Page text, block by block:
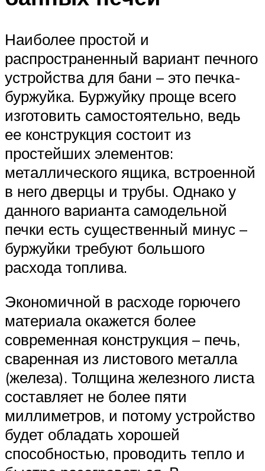
Наиболее простой и
распространенный вариант печного
устройства для бани – это печка-
буржуйка. Буржуйку проще всего
изготовить самостоятельно, ведь
ее конструкция состоит из
простейших элементов:
металлического ящика, встроенной
в него дверцы и трубы. Однако у
данного варианта самодельной
печки есть существенный минус –
буржуйки требуют большого
расхода топлива.
Экономичной в расходе горючего
материала окажется более
современная конструкция – печь,
сваренная из листового металла
(железа). Толщина железного листа
составляет не более пяти
миллиметров, и потому устройство
будет обладать хорошей
способностью, проводить тепло и